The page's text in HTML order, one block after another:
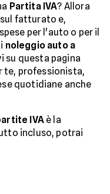
Partita IVA? Allora
fatturato e,
per l'auto o per il
noleggio auto a
su questa pagina
te, professionista,
quotidiane anche
IVAè la
incluso, potrai